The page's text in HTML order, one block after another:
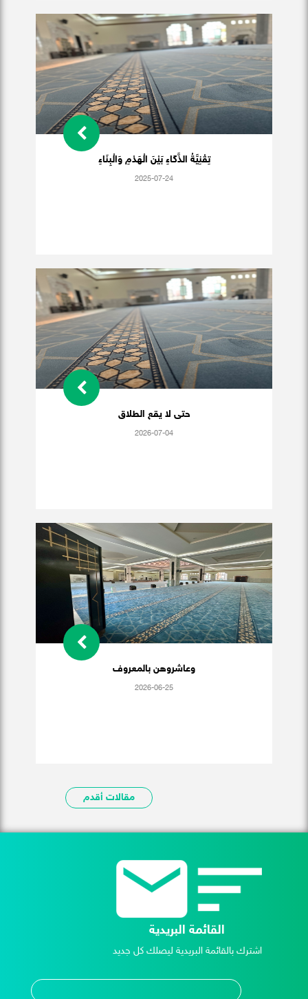
تِقْنِيَّةُ الذَّكَاءِ بَيْنَ الْهَدْمِ وَالْبِنَاءِ
2025-07-24
حتى لا يقع الطلاق
2026-07-04
وعاشروهن بالمعروف
2026-06-25
مقالات أقدم
القائمة البريدية
اشترك بالقائمة البريدية ليصلك كل جديد